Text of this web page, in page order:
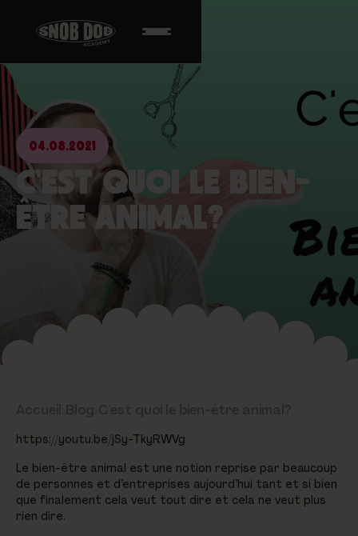
04.08.2021
C'EST QUOI LE BIEN-
ÊTRE ANIMAL?
https://youtu.be/jSy-TkyRWVg
Le bien-être animal est une notion reprise par beaucoup
de personnes et d’entreprises aujourd’hui tant et si bien
que finalement cela veut tout dire et cela ne veut plus
rien dire.